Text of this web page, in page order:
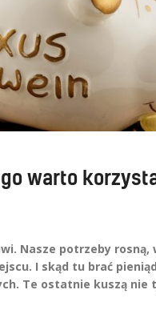
warto
Nasze potrzeby
I skąd tu brać
Te ostatnie kuszą